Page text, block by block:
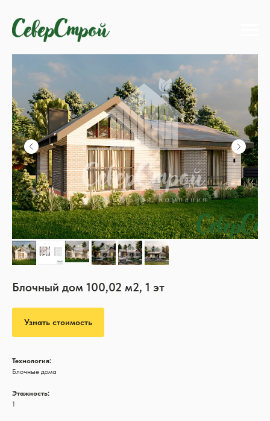
Блочный дом 100,02 м2, 1 эт
Узнать стоимость
Технология:
Блочные дома
Этажность:
1